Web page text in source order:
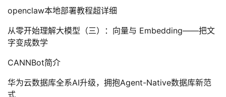
openclaw本地部署教程超详细
从零开始理解大模型（三）：向量与 Embedding——把文
字变成数学
CANNBot简介
华为云数据库全系AI升级，拥抱Agent-Native数据库新范
式